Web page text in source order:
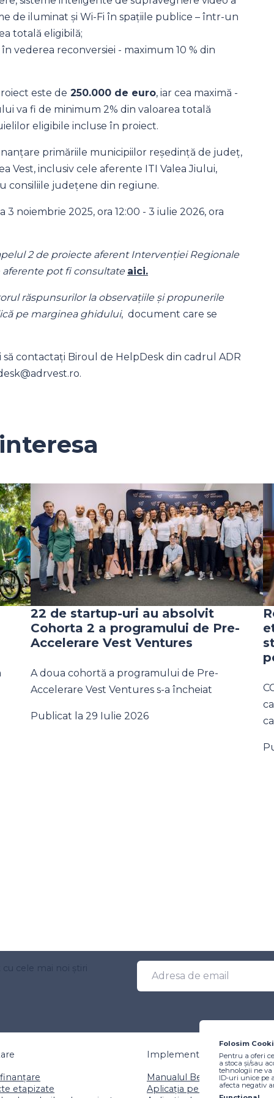
de iluminat și Wi-Fi în spațiile publice – într-un
totală eligibilă;
vederea reconversiei - maximum 10 % din
este de 250.000 de euro, iar cea maximă -
va fi de minimum 2% din valoarea totală
eligibile incluse în proiect.
primăriile municipiilor reședință de județ,
Vest, inclusiv cele aferente ITI Valea Jiului,
consiliile județene din regiune.
noiembrie 2025, ora 12:00 - 3 iulie 2026, ora
2 de proiecte aferent Intervenției Regionale
aferente pot fi consultate aici.
răspunsurilor la observațiile și propunerile
pe marginea ghidului, document care se
contactați Biroul de HelpDesk din cadrul ADR
22 de startup-uri au absolvit
Cohorta 2 a programului de Pre-
Accelerare Vest Ventures
A doua cohortă a programului de Pre-
Accelerare Vest Ventures s-a încheiat
Publicat la 29 Iulie 2026
cele mai noi știri
etapizate
Implementare
Manualul Beneficiarului
Aplicația pentru beneficiari
Folosim
Pentru a oferi
a stoca și/sau
tehnologii ne
ID-uri unice pe
afecta negativ